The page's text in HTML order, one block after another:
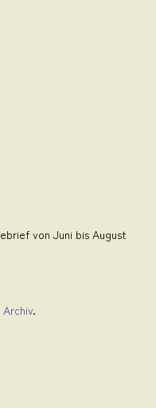
von Juni bis August
Archiv.